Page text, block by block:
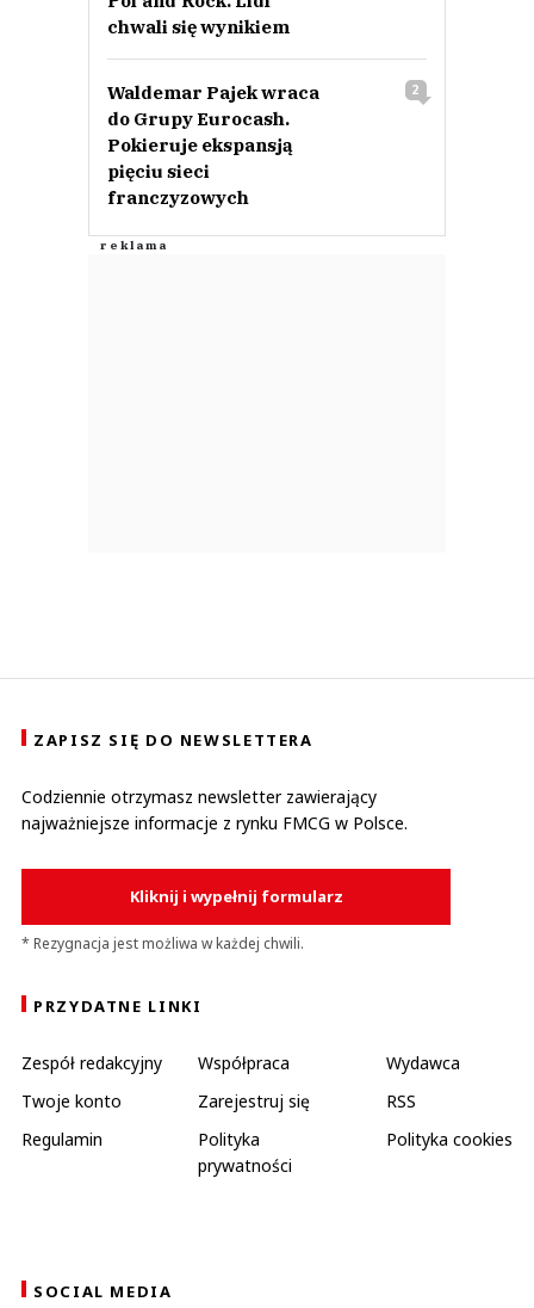
chwali się wynikiem
Waldemar Pajek wraca
do Grupy Eurocash.
Pokieruje ekspansją
pięciu sieci
franczyzowych
2
ZAPISZ SIĘ DO NEWSLETTERA
Codziennie otrzymasz newsletter zawierający
najważniejsze informacje z rynku FMCG w Polsce.
Kliknij i wypełnij formularz
* Rezygnacja jest możliwa w każdej chwili.
PRZYDATNE LINKI
Zespół redakcyjny Współpraca
Wydawca
Twoje konto
Zarejestruj się
RSS
Regulamin
Polityka
prywatności
Polityka cookies
SOCIAL MEDIA